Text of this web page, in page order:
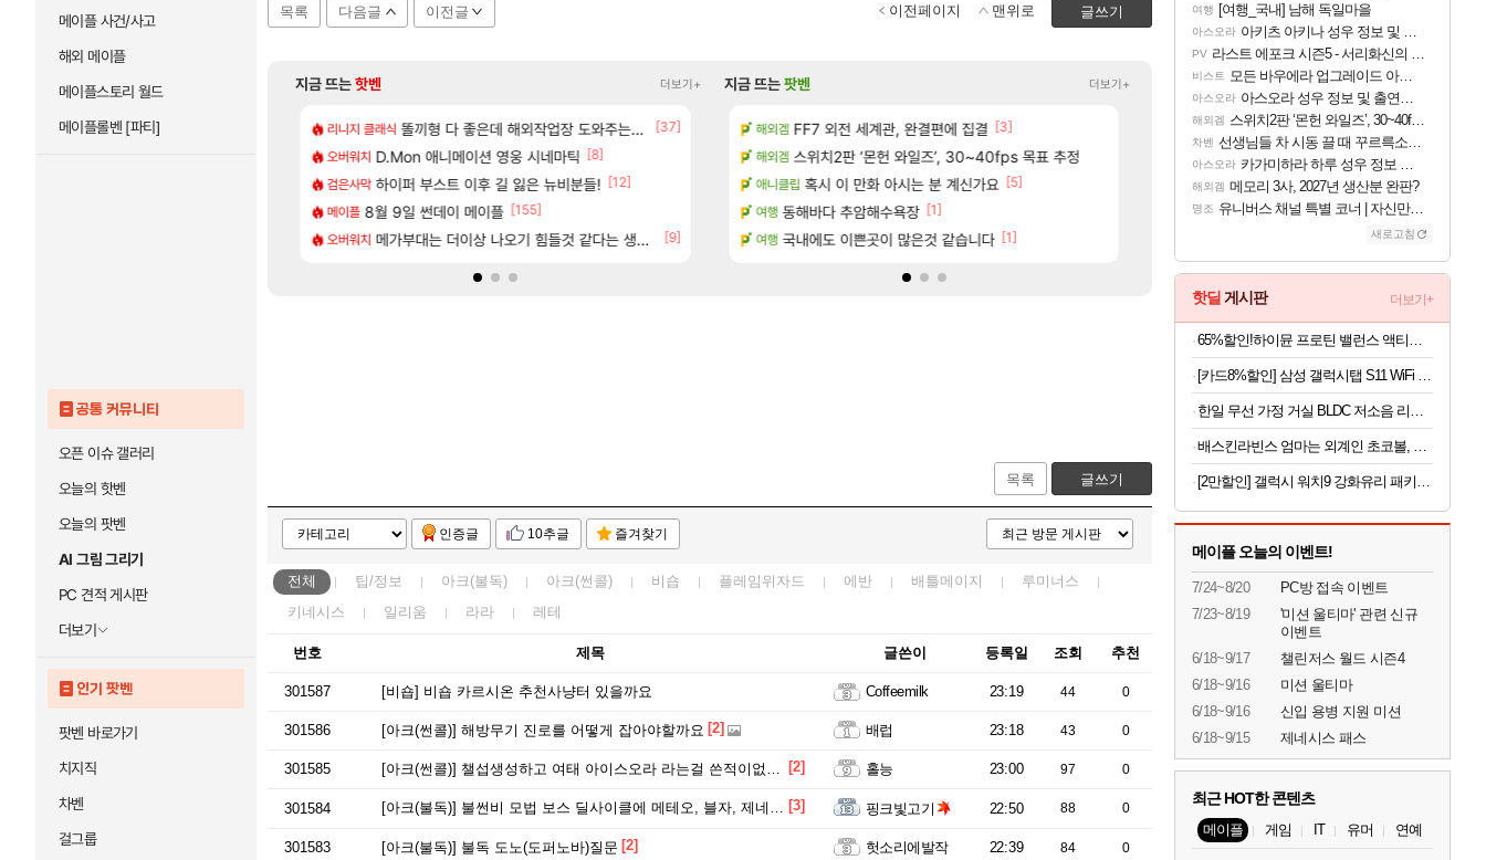
메이플 사건/사고
해외 메이플
메이플스토리 월드
메이플롤벤 [파티]
공통 커뮤니티
오픈 이슈 갤러리
오늘의 핫벤
오늘의 팟벤
AI 그림 그리기
PC 견적 게시판
더보기
인기 팟벤
팟벤 바로가기
치지직
차벤
걸그룹
목록 다음글 이전글 글쓰기
이전페이지 맨위로
지금 뜨는핫벤 더보기+
왜 쌀숭이임? [179] 리니지 클래식 똘끼형 다 좋은데 해외작업장 도와주는 짓은 좀 아니지않냐?
[37]
오버워치 D.Mon 애니메이션 영웅 시네마틱 [8]
검은사막 하이퍼 부스트 이후 길 잃은 뉴비분들! [12]
메이플 8월 9일 썬데이 메이플 [155]
오버워치 메가부대는 더이상 나오기 힘들것 같다는 생각임 [9]
로아 크로체 따왔습니다 [79]
로아 고양이를 도구로 쓰는 인방 하꼬 스트리머 박제합니다.
[257]
디아4 15시즌 엘드루인 이거 요물이네요ㅋㅋㅋㅋㅋㅋ
로아 종자들이여, 마음껏 유린하라.jpg
메이플 현재 나무위키 실검 1위인 김규원 [75]
골드 파는 게 왜 쌀숭이임? [179]
ㅇㅂ) 벨가르딘 나메 320줄 11시 유기 택틱 소개
아니 뭔 샤타 안 나왔다고 진짜 화내는 사람도 있네
썬데이가 샤타가 아닌 큰 이유는 경매장 불안정때문일듯
지금 뜨는팟벤 더보기+
D램 매출 점유율 7%…글로벌 4위로 부상 아스오라 아스오라 성우 정보 및 출연작 모음
아스오라 아키츠 아키나 성우 정보 및 주요 필모
비스트 모든 성소 위치 공략 (40개) - 귀환한 영혼 도전과제
명조 스누피냥님
리밋제로 프롤로그 테스트를 마치고.. (feat. 리아)
해외겜 FF7 외전 세계관, 완결편에 집결 [3]
해외겜 스위치2판 ‘몬헌 와일즈’, 30~40fps 목표 추정
애니클립 혹시 이 만화 아시는 분 계신가요 [5]
여행 동해바다 추암해수욕장 [1]
여행 국내에도 이쁜곳이 많은것 같습니다 [1]
해외겜 중국 CXMT, D램 매출 점유율 7%…글로벌 4위로 부상
해외겜 AI발 원가 압박, 메인보드값 오르나
리싱크드 리싱크드 1.06 패치노트 (8/5)
해외겜 메모리 3사, 2027년 생산분 완판?
아사쿠라 마이 성우 정보 및 주요 필모
목록 글쓰기
인증글 10추글 즐겨찾기
전체 팁/정보 아크(불독) 아크(썬콜) 비숍 플레임위자드 에반 배틀메이지
루미너스
키네시스
일리움 라라 레테
번호 제목 글쓴이 등록일 조회 추천
301587 [비숍] 비숍 카르시온 추천사냥터 있을까요 Coffeemilk 23:19 44 0
301586 [아크(썬콜)] 해방무기 진로를 어떻게 잡아야할까요 [2] 배럽 23:18 43 0
301585 [아크(썬콜)] 챌섭생성하고 여태 아이스오라 라는걸 쓴적이없는데 [2] 홀능 23:00 97 0
301584 [아크(불독)] 불썬비 모법 보스 딜사이클에 메테오, 블자, 제네 드감? [3] 핑크빛고기 22:50 88 0
301583 [아크(불독)] 불독 도노(도퍼노바)질문 [2] 헛소리에발작 22:39 84 0
여행 [여행_국내] 남해 독일마을
아스오라 아키츠 아키나 성우 정보 및 주요 필모
PV 라스트 에포크 시즌5 - 서리화신의 분노 티저
비스트 모든 바우에라 업그레이드 아이템 획득 위치 공략 (89개)
아스오라 아스오라 성우 정보 및 출연작 모음
해외겜 스위치2판 ‘몬헌 와일즈’, 30~40fps 목표 추정
차벤 선생님들 차 시동 끌 때 꾸르륵소리나는데
아스오라 카가미하라 하루 성우 정보 및 주요 필모
해외겜 메모리 3사, 2027년 생산분 완판?
명조 유니버스 채널 특별 코너 | 자신만의 스타일
새로고침
핫딜 게시판 더보기+
[2만할인] 갤럭시 워치9 강화유리 패키지 크림, 40mm, 블루투스
메이플 오늘의 이벤트!
7/24~8/20
PC방 접속 이벤트
7/23~8/19
'미션 울티마' 관련 신규
이벤트
6/18~9/17
챌린저스 월드 시즌4
6/18~9/16
미션 울티마
6/18~9/16
신입 용병 지원 미션
6/18~9/15
제네시스 패스
최근 HOT한 콘텐츠
메이플 게임 IT 유머 연예